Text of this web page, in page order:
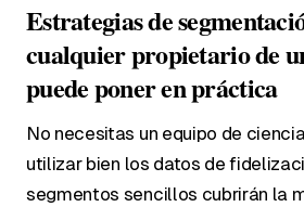
Estrategias de
cualquier propietario de
puede poner en práctica
No necesitas un equipo de
utilizar bien los datos de
segmentos sencillos cubrirán la